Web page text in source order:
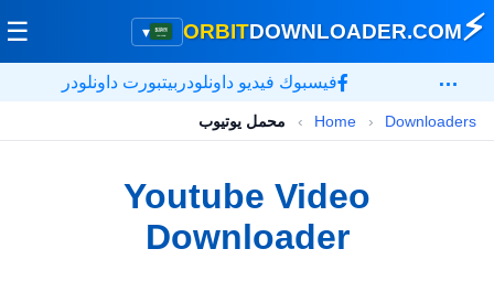
▾ ⚡
ORBITDOWNLOADER.COM
☰
فيسبوك فيديو داونلودر بيتبورت داونلودر …
Home › Downloaders
› محمل يوتيوب
Youtube Video
Downloader